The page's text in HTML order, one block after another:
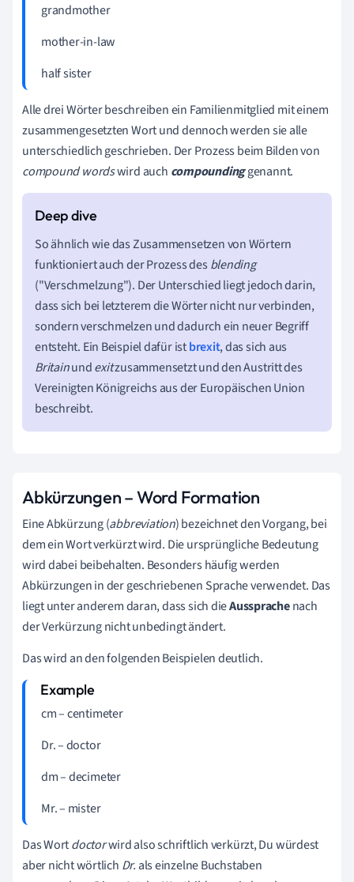
grandmother
mother-in-law
half sister
Alle drei Wörter beschreiben ein Familienmitglied mit einem
zusammengesetzten Wort und dennoch werden sie alle
unterschiedlich geschrieben. Der Prozess beim Bilden von
compound wordswird auch compoundinggenannt.
So ähnlich wie das Zusammensetzen von Wörtern
funktioniert auch der Prozess des blending
("Verschmelzung"). Der Unterschied liegt jedoch darin,
dass sich bei letzterem die Wörter nicht nur verbinden,
sondern verschmelzen und dadurch ein neuer Begriff
entsteht. Ein Beispiel dafür istbrexit, das sich aus
Britainundexitzusammensetzt und den Austritt des
Vereinigten Königreichs aus der Europäischen Union
beschreibt.
Abkürzungen – Word Formation
Eine Abkürzung (abbreviation) bezeichnet den Vorgang, bei
dem ein Wort verkürzt wird. Die ursprüngliche Bedeutung
wird dabei beibehalten. Besonders häufig werden
Abkürzungen in der geschriebenen Sprache verwendet. Das
liegt unter anderem daran, dass sich dieAussprachenach
der Verkürzung nicht unbedingt ändert.
Das wird an den folgenden Beispielen deutlich.
cm – centimeter
Dr. – doctor
dm – decimeter
Mr. – mister
Das Wortdoctorwird also schriftlich verkürzt, Du würdest
aber nicht wörtlich Dr. als einzelne Buchstaben